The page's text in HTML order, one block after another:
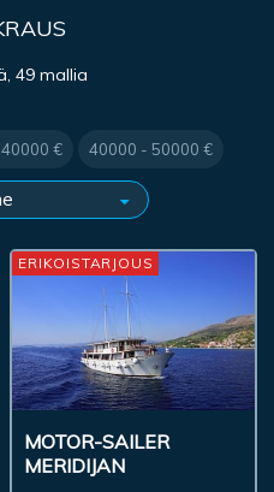
49 mallia
€ 40000 - 50000 €
MOTOR-SAILER
MERIDIJAN
ERIKOISTARJOUS